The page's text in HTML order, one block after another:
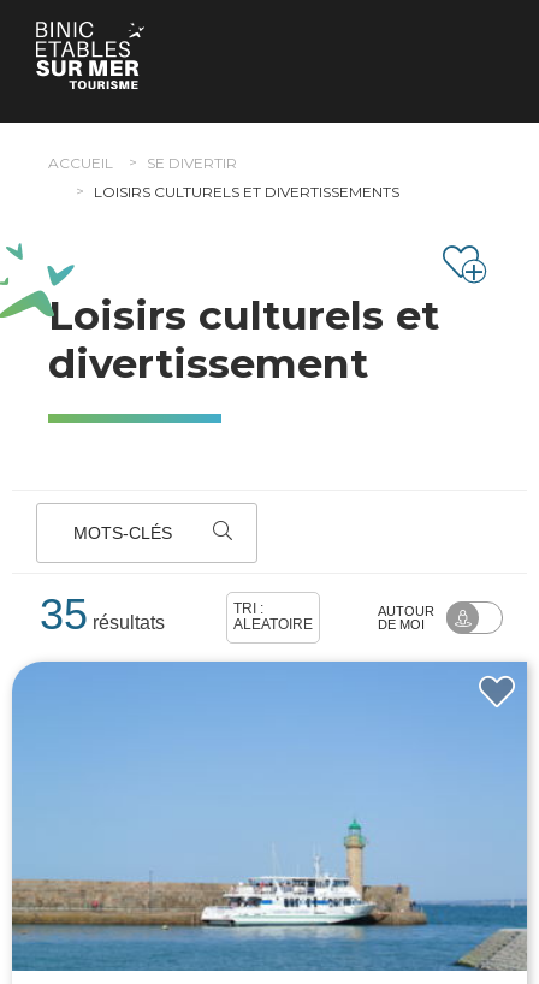
Panneau de gestion des cookies
ACCUEIL
SE DIVERTIR
LOISIRS CULTURELS ET DIVERTISSEMENTS
Loisirs culturels et
divertissement
MOTS-CLÉS
35 résultats
TRI :
ALÉATOIRE
AUTOUR
DE MOI